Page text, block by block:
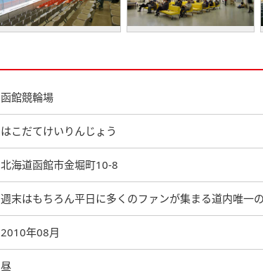
函館競輪場
はこだてけいりんじょう
北海道函館市金堀町10-8
週末はもちろん平日に多くのファンが集まる道内唯一の
2010年08月
昼